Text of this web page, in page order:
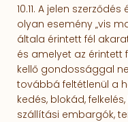
10.11. A jelen
olyan esemény „vis
általa érintett fél
és amelyet az érintett
kellő gondossággal
továbbá feltét­le­nül a
kedés, blokád,
szál­lítási em­bar­gók,